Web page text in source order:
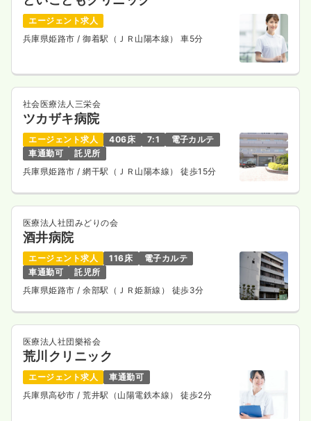
エージェント求人
兵庫県姫路市/ 御着駅（ＪＲ山陽本線） 車5分
社会医療法人三栄会
ツカザキ病院
エージェント求人 406床 7:1
電子カルテ
車通勤可
託児所
兵庫県姫路市/ 網干駅（ＪＲ山陽本線） 徒歩15分
医療法人社団みどりの会
酒井病院
エージェント求人 116床
電子カルテ
車通勤可
託児所
兵庫県姫路市/ 余部駅（ＪＲ姫新線） 徒歩3分
医療法人社団樂裕会
荒川クリニック
エージェント求人
車通勤可
兵庫県高砂市/ 荒井駅（山陽電鉄本線） 徒歩2分